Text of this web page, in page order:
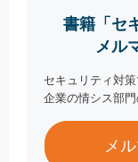
書籍「セ
メル
セキュリティ対
企業の情シス部門
メ